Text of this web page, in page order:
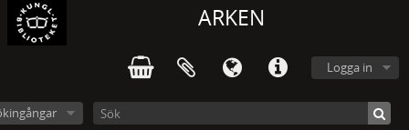
ARKEN
Logga in